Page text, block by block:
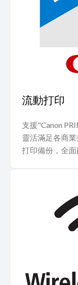
流動打印
支援"Canon
靈活滿足各商
打印備份，全面